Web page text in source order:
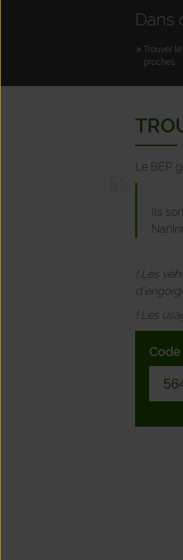
Dans
Trouver
proches
Le BEP
Ils
! Les
! Les